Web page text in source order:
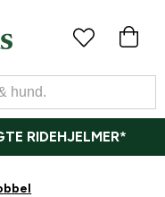
RIDEHJELMER*